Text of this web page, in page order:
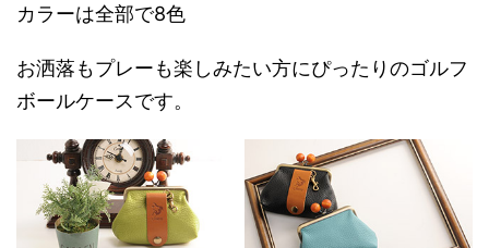
カラーは全部で8色
お洒落もプレーも楽しみたい方にぴったりのゴルフ
ボールケースです。